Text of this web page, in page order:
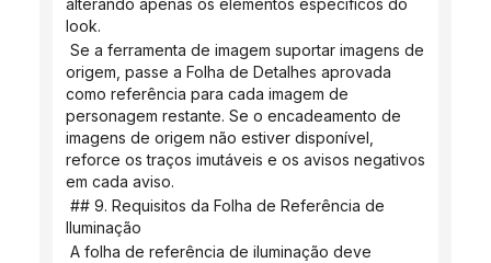
alterando apenas os elementos específicos do
look.
origem, passe a Folha de Detalhes aprovada
como referência para cada imagem de
personagem restante. Se o encadeamento de
imagens de origem não estiver disponível,
reforce os traços imutáveis ​​e os avisos negativos
em cada aviso.
Iluminação